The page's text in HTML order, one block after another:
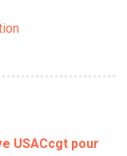
USACcgt pour